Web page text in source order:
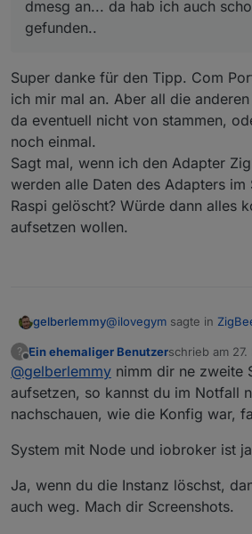
dmesg an... da hab ich auch
gefunden..
Super danke für den Tipp. Com
ich mir mal an. Aber all die
da eventuell nicht von stammen,
noch einmal.
Sagt mal, wenn ich den Adapter
werden alle Daten des Adapters im
Raspi gelöscht? Würde dann alles
aufsetzen wollen.
gelberlemmy@ilovegym sagte in
@gelberlemmyUSB
Log gut erkennen...
schau dir mal vom
schon viele Fehler
Super danke für den
schaue ich mir mal an.
stammen, oder? Das
lösche, werden alle
System auf meinem Raspi
?
Offline
Ein ehemaliger Benutzerschrieb am 27.
zuletzt editiert
@gelberlemmy nimm dir ne zweite
aufsetzen, so kannst du im Notfall
nachschauen, wie die Konfig war,
System mit Node und iobroker ist
Ja, wenn du die Instanz löschst,
auch weg. Mach dir Screenshots.